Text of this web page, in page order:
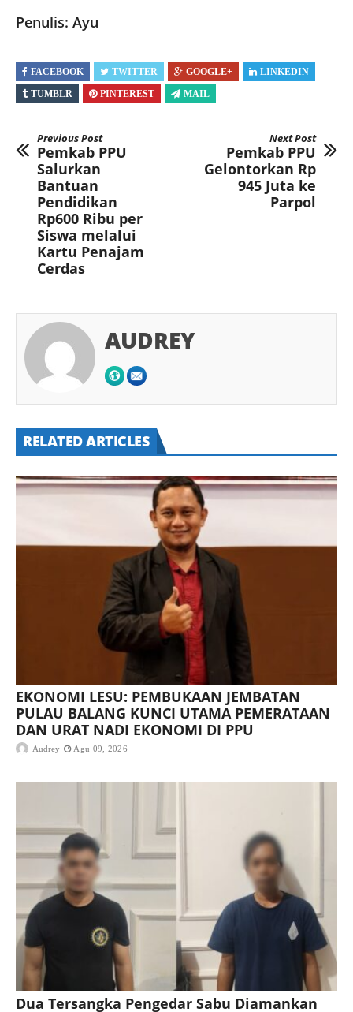
Penulis: Ayu
FACEBOOK TWITTER GOOGLE+
LINKEDIN
TUMBLR
PINTEREST MAIL
Previous Post
Pemkab PPU
Salurkan
Bantuan
Pendidikan
Rp600 Ribu per
Siswa melalui
Kartu Penajam
Cerdas
Next Post
Pemkab PPU
Gelontorkan Rp
945 Juta ke
Parpol
AUDREY
RELATED ARTICLES
EKONOMI LESU: PEMBUKAAN JEMBATAN
PULAU BALANG KUNCI UTAMA PEMERATAAN
DAN URAT NADI EKONOMI DI PPU
Audrey Agu 09, 2026
Dua Tersangka Pengedar Sabu Diamankan